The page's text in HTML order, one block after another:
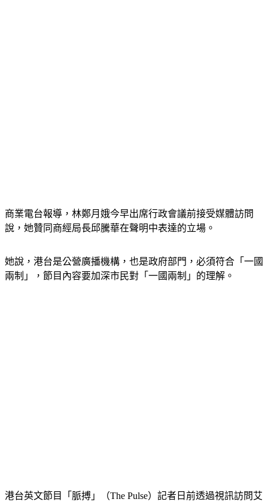
商業電台報導，林鄭月娥今早出席行政會議前接受媒體訪問
說，她贊同商經局長邱騰華在聲明中表達的立場。
她說，港台是公營廣播機構，也是政府部門，必須符合「一國
兩制」，節目內容要加深市民對「一國兩制」的理解。
港台英文節目「脈搏」（The Pulse）記者日前透過視訊訪問艾